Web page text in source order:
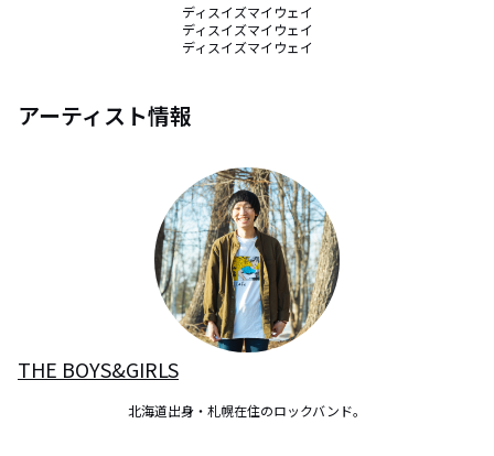
ディスイズマイウェイ
ディスイズマイウェイ
ディスイズマイウェイ
アーティスト情報
THE BOYS&GIRLS
北海道出身・札幌在住のロックバンド。